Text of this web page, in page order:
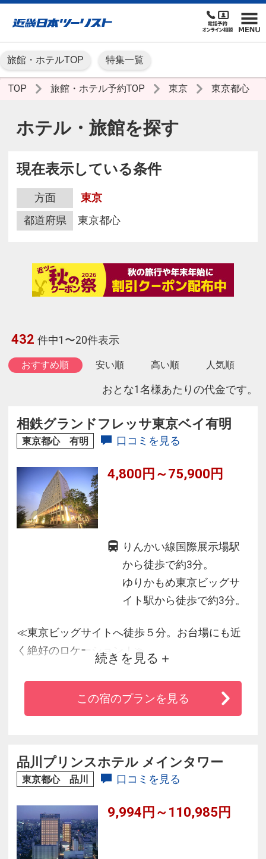
旅館・ホテルTOP 特集一覧
TOP 旅館・ホテル予約TOP 東京 東京都心
ホテル・旅館を探す
現在表示している条件
方面
東京
都道府県
東京都心
432 件中1〜20件表示
おすすめ順 安い順 高い順 人気順
おとな1名様あたりの代金です。
相鉄グランドフレッサ東京ベイ有明
東京都心 有明 口コミを見る
4,800円～75,900円
りんかい線国際展示場駅
から徒歩で約3分。
ゆりかもめ東京ビッグサ
イト駅から徒歩で約3分。
≪東京ビッグサイトへ徒歩５分。お台場にも近
く絶好のロケーション！≫
■新宿・渋谷・池袋・新橋から乗り換えなしの好
立地！
■羽田空港とホテル間を結ぶリムジンバスもとっ
バーシャトルバスが無料運行♪
■全室シモンズ社製ベッドとWi-Fi接続無料で快適
■館内コンビニは24時間営業だから安心♪
続きを見る
この宿のプランを見る
品川プリンスホテル メインタワー
東京都心 品川 口コミを見る
9,994円～110,985円